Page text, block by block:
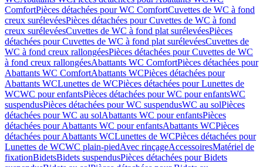
ComfortPièces détachées pour WC ComfortCuvettes de WC à fond
creux surélevéesPièces détachées pour Cuvettes de WC à fond
creux surélevéesCuvettes de WC à fond plat surélevéesPièces
détachées pour Cuvettes de WC à fond plat surélevéesCuvettes de
WC à fond creux rallongéesPièces détachées pour Cuvettes de WC
à fond creux rallongéesAbattants WC ComfortPièces détachées pour
Abattants WC ComfortAbattants WCPièces détachées pour
Abattants WCLunettes de WCPièces détachées pour Lunettes de
WCWC pour enfantsPièces détachées pour WC pour enfantsWC
suspendusPièces détachées pour WC suspendusWC au solPièces
détachées pour WC au solAbattants WC pour enfantsPièces
détachées pour Abattants WC pour enfantsAbattants WCPièces
détachées pour Abattants WCLunettes de WCPièces détachées pour
Lunettes de WCWC plain-piedAvec rinçageAccessoiresMatériel de
fixationBidetsBidets suspendusPièces détachées pour Bidets